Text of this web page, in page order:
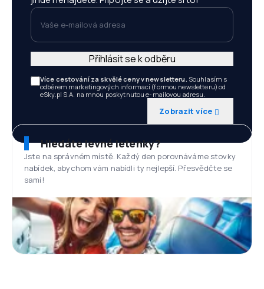
Vaše e-mailová adresa
Více cestování za skvělé ceny v newsletteru. Souhlasím s
odběrem marketingových informací (formou newsletteru) od
eSky.pl S.A. na mnou poskytnutou e-mailovou adresu.
Zobrazit více
Přihlásit se k odběru
Hledáte levné letenky?
Jste na správném místě. Každý den porovnáváme stovky
nabídek, abychom vám nabídli ty nejlepší. Přesvědčte se
sami!